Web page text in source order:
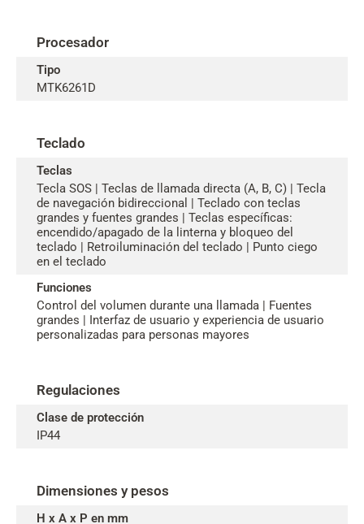
Procesador
Tipo
MTK6261D
Teclado
Teclas
Tecla SOS | Teclas de llamada directa (A, B, C) | Tecla
de navegación bidireccional | Teclado con teclas
grandes y fuentes grandes | Teclas específicas:
encendido/apagado de la linterna y bloqueo del
teclado | Retroiluminación del teclado | Punto ciego
en el teclado
Funciones
Control del volumen durante una llamada | Fuentes
grandes | Interfaz de usuario y experiencia de usuario
personalizadas para personas mayores
Regulaciones
Clase de protección
IP44
Dimensiones y pesos
H x A x P en mm